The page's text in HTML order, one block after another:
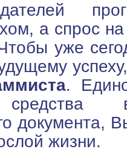
а спрос
уже
.
средства
документа,
жизни.